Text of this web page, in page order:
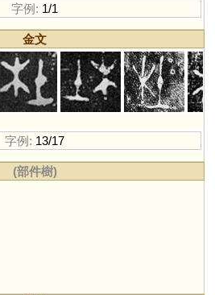
字例: 1/1
金文
字例: 13/17
(部件樹)